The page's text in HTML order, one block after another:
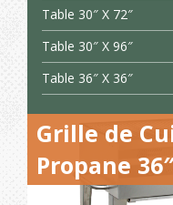
Table 30″ X 72″
Table 30″ X 96″
Table 36″ X 36″
Grille de
Propane